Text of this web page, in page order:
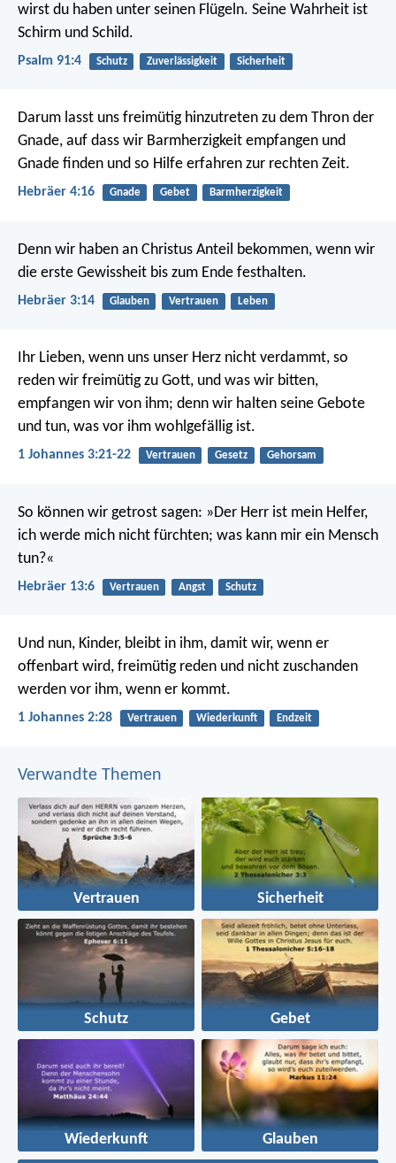
wirst du haben unter seinen Flügeln. Seine Wahrheit ist
Schirm und Schild.
Psalm 91:4 Schutz Zuverlässigkeit Sicherheit
Darum lasst uns freimütig hinzutreten zu dem Thron der
Gnade, auf dass wir Barmherzigkeit empfangen und
Gnade finden und so Hilfe erfahren zur rechten Zeit.
Hebräer 4:16 Gnade Gebet Barmherzigkeit
Denn wir haben an Christus Anteil bekommen, wenn wir
die erste Gewissheit bis zum Ende festhalten.
Hebräer 3:14 Glauben Vertrauen Leben
Ihr Lieben, wenn uns unser Herz nicht verdammt, so
reden wir freimütig zu Gott, und was wir bitten,
empfangen wir von ihm; denn wir halten seine Gebote
und tun, was vor ihm wohlgefällig ist.
1 Johannes 3:21-22 Vertrauen Gesetz Gehorsam
So können wir getrost sagen: »Der Herr ist mein Helfer,
ich werde mich nicht fürchten; was kann mir ein Mensch
tun?«
Hebräer 13:6 Vertrauen Angst Schutz
Und nun, Kinder, bleibt in ihm, damit wir, wenn er
offenbart wird, freimütig reden und nicht zuschanden
werden vor ihm, wenn er kommt.
1 Johannes 2:28 Vertrauen Wiederkunft Endzeit
Verwandte Themen
Vertrauen Sicherheit
Schutz Gebet
Wiederkunft Glauben